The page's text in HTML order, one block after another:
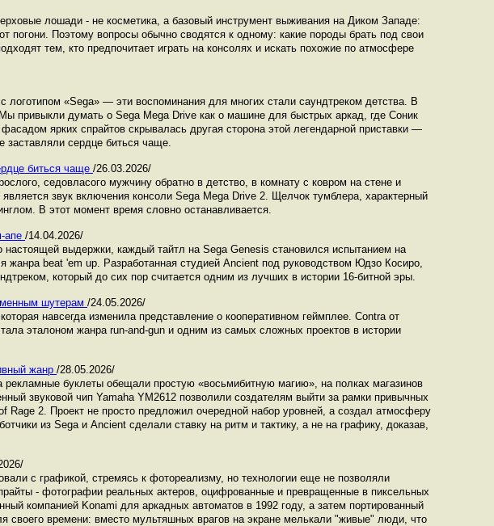
лошади - не косметика, а базовый инструмент выживания на Диком Западе:
погони. Поэтому вопросы обычно сводятся к одному: какие породы брать под свои
тем, кто предпочитает играть на консолях и искать похожие по атмосфере
логотипом «Sega» — эти воспоминания для многих стали саундтреком детства. В
привыкли думать о Sega Mega Drive как о машине для быстрых аркад, где Соник
ярких спрайтов скрывалась другая сторона этой легендарной приставки —
заставляли сердце биться чаще.
биться чаще /26.03.2026/
седовласого мужчину обратно в детство, в комнату с ковром на стене и
звук включения консоли Sega Mega Drive 2. Щелчок тумблера, характерный
В этот момент время словно останавливается.
апе /14.04.2026/
настоящей выдержки, каждый тайтл на Sega Genesis становился испытанием на
beat 'em up. Разработанная студией Ancient под руководством Юдзо Косиро,
который до сих пор считается одним из лучших в истории 16-битной эры.
шутерам /24.05.2026/
навсегда изменила представление о кооперативном геймплее. Contra от
эталоном жанра run-and-gun и одним из самых сложных проектов в истории
жанр /28.05.2026/
буклеты обещали простую «восьмибитную магию», на полках магазинов
звуковой чип Yamaha YM2612 позволили создателям выйти за рамки привычных
2. Проект не просто предложил очередной набор уровней, а создал атмосферу
из Sega и Ancient сделали ставку на ритм и тактику, а не на графику, доказав,
с графикой, стремясь к фотореализму, но технологии еще не позволяли
- фотографии реальных актеров, оцифрованные и превращенные в пиксельных
компанией Konami для аркадных автоматов в 1992 году, а затем портированный
времени: вместо мультяшных врагов на экране мелькали "живые" люди, что